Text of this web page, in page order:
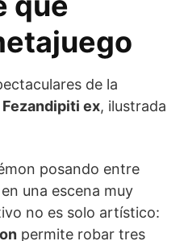
de la
Fezandipiti ex, ilustrada
posando entre
una escena muy
no es solo artístico:
permite robar tres